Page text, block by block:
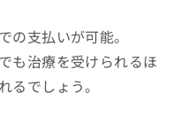
の支払いが可能。
も治療を受けられるほ
るでしょう。